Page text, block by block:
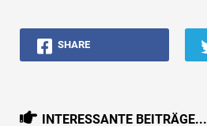
SHARE
INTERESSANTE BEITRÄGE...